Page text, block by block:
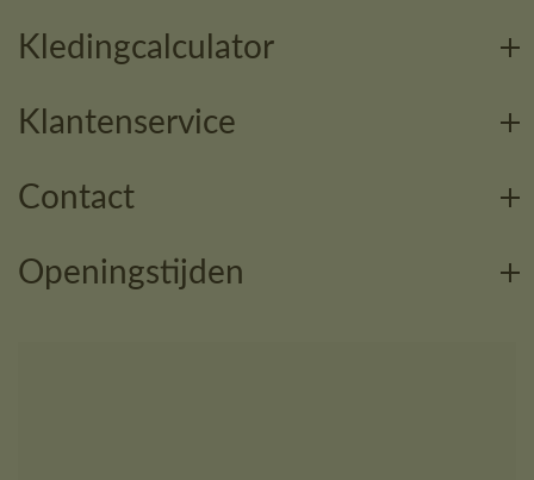
Kledingcalculator
Klantenservice
Contact
Openingstijden